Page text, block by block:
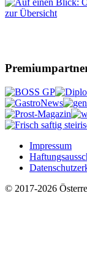
zur Übersicht
Impressum
© 2017-2026